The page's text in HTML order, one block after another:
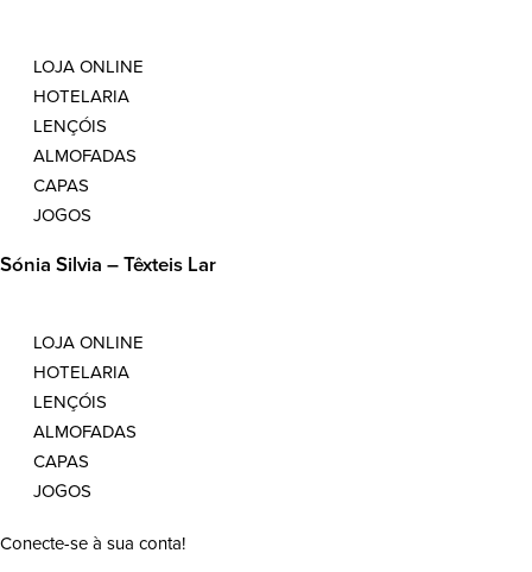
LOJA ONLINE
HOTELARIA
LENÇÓIS
ALMOFADAS
CAPAS
JOGOS
Sónia Silvia – Têxteis Lar
LOJA ONLINE
HOTELARIA
LENÇÓIS
ALMOFADAS
CAPAS
JOGOS
Conecte-se à sua conta!